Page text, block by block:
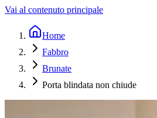
Vai al contenuto principale
Home
Fabbro
Brunate
Porta blindata non chiude